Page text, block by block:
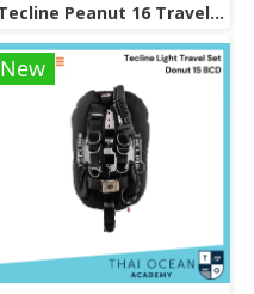
Tecline Peanut 16 Travel Set Comfort
New